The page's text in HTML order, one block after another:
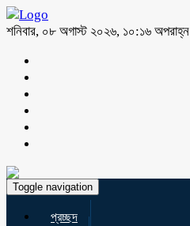
শনিবার, ০৮ অগাস্ট ২০২৬, ১০:১৬ অপরাহ্ন
Toggle navigation
প্রচ্ছদ